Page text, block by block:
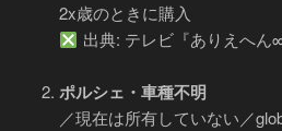
2x歳のときに購入
出典: テレビ『ありえへん
ポルシェ・車種不明
／現在は所有していない／